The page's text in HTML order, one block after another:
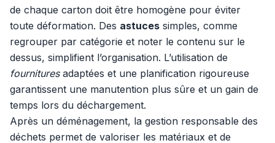
de chaque carton doit être homogène pour éviter
toute déformation. Des astuces simples, comme
regrouper par catégorie et noter le contenu sur le
dessus, simplifient l’organisation. L’utilisation de
fournituresadaptées et une planification rigoureuse
garantissent une manutention plus sûre et un gain de
temps lors du déchargement.
Après un déménagement, la gestion responsable des
déchets permet de valoriser les matériaux et de